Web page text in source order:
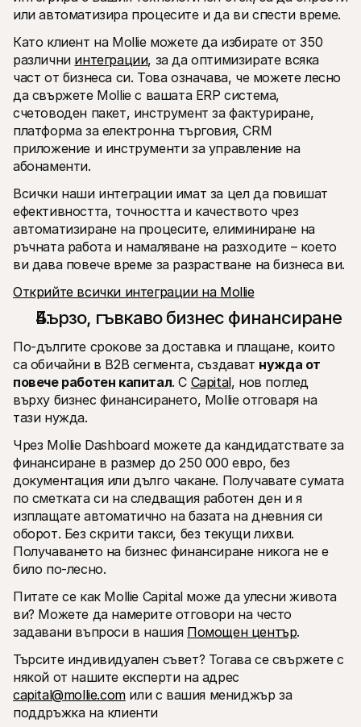
или автоматизира процесите и да ви спести време.
Като клиент на Mollie можете да избирате от 350
различни интеграции, за да оптимизирате всяка
част от бизнеса си. Това означава, че можете лесно
да свържете Mollie с вашата ERP система,
счетоводен пакет, инструмент за фактуриране,
платформа за електронна търговия, CRM
приложение и инструменти за управление на
абонаменти.
Всички наши интеграции имат за цел да повишат
ефективността, точността и качеството чрез
автоматизиране на процесите, елиминиране на
ръчната работа и намаляване на разходите – което
ви дава повече време за разрастване на бизнеса ви.
Открийте всички интеграции на Mollie
Бързо, гъвкаво бизнес финансиране
По-дългите срокове за доставка и плащане, които
са обичайни в B2B сегмента, създават нужда от
повече работен капитал. С Capital, нов поглед
върху бизнес финансирането, Mollie отговаря на
тази нужда.
Чрез Mollie Dashboard можете да кандидатствате за
финансиране в размер до 250 000 евро, без
документация или дълго чакане. Получавате сумата
по сметката си на следващия работен ден и я
изплащате автоматично на базата на дневния си
оборот. Без скрити такси, без текущи лихви.
Получаването на бизнес финансиране никога не е
било по-лесно.
Питате се как Mollie Capital може да улесни живота
ви? Можете да намерите отговори на често
задавани въпроси в нашия Помощен център.
Търсите индивидуален съвет? Тогава се свържете с
capital@mollie.com или с вашия мениджър за
поддръжка на клиенти